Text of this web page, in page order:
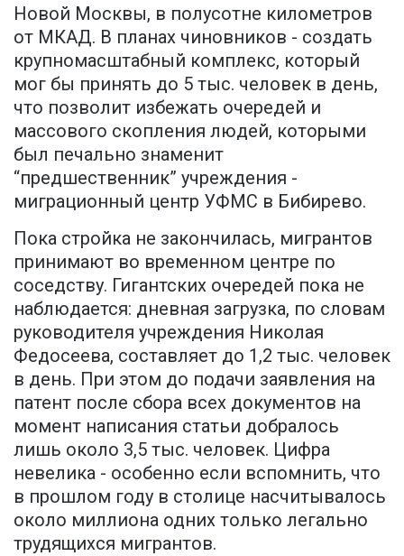
Новой Москвы, в полусотне километров
от МКАД. В планах чиновников - создать
крупномасштабный комплекс, который
мог бы принять до 5 тыс. человек в день,
что позволит избежать очередей и
массового скопления людей, которыми
был печально знаменит
“предшественник” учреждения -
миграционный центр УФМС в Бибирево.
Пока стройка не закончилась, мигрантов
принимают во временном центре по
соседству. Гигантских очередей пока не
наблюдается: дневная загрузка, по словам
руководителя учреждения Николая
Федосеева, составляет до 1,2 тыс. человек
в день. При этом до подачи заявления на
патент после сбора всех документов на
момент написания статьи добралось
лишь около 3,5 тыс. человек. Цифра
невелика - особенно если вспомнить, что
в прошлом году в столице насчитывалось
около миллиона одних только легально
трудящихся мигрантов.